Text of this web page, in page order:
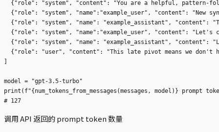
{"role": "system", "content": "You are a helpful, pattern-
{"role": "system", "name":"example_user", "content": "New
{"role": "system", "name": "example_assistant", "content":
{"role": "system", "name":"example_user", "content": "Let's
{"role": "system", "name": "example_assistant", "content":
{"role": "user", "content": "This late pivot means we don't
model = "gpt-3.5-turbo"
print(f"{num_tokens_from_messages(messages, model)} prompt
调用 API 返回的 prompt token 数量